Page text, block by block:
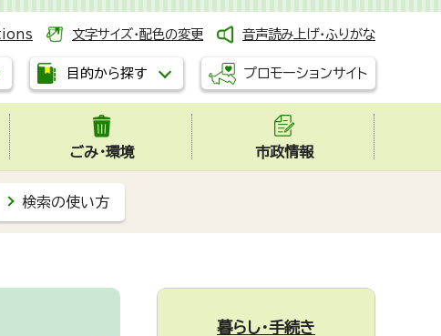
文字サイズ・配色の変更 音声読み上げ・ふりがな
目的から探す プロモーションサイト
ごみ・環境 市政情報
検索の使い方
暮らし・手続き